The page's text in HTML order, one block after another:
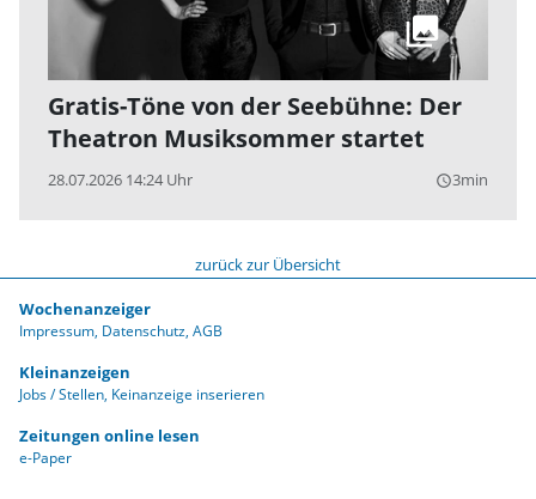
Gratis-Töne von der Seebühne: Der
Theatron Musiksommer startet
28.07.2026 14:24 Uhr query_builder3min
zurück zur Übersicht
Wochenanzeiger
Impressum Datenschutz AGB
Kleinanzeigen
Jobs / Stellen Keinanzeige inserieren
Zeitungen online lesen
e-Paper